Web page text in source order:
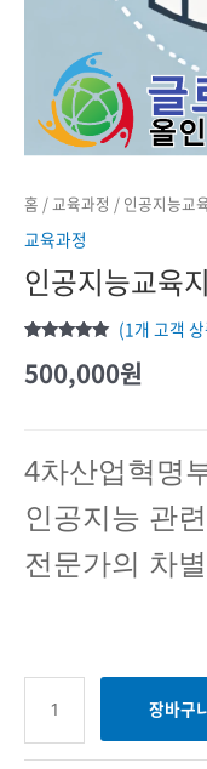
홈 / 교육과정 / 인공지능교
교육과정
인공지능교육
고객
평가를
(1 개 고객
500,000원
4차산업혁명
인공지능 관
전문가의 차
장바구